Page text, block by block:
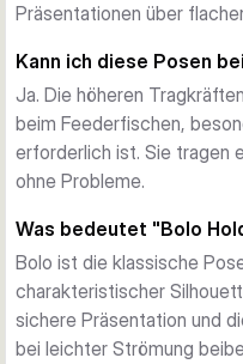
aus einer Schachtel
Präsentationen über
Kann ich diese Posen
Ja. Die höheren
beim Feederfischen,
erforderlich ist. Sie tragen
ohne Probleme.
Was bedeutet "Bolo
Bolo ist die klassische
charakteristischer
sichere Präsentation und
bei leichter Strömung